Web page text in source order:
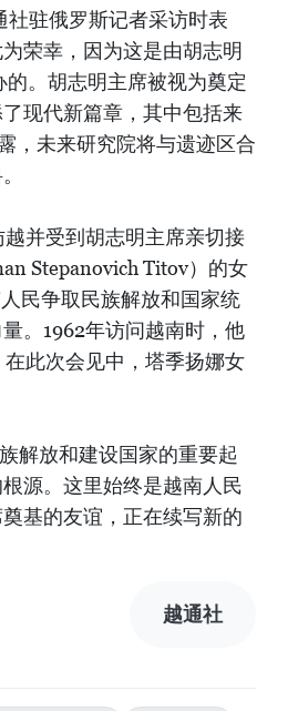
社驻俄罗斯记者采访时表
荣幸，因为这是由胡志明
。胡志明主席被视为奠定
现代新篇章，其中包括来
，未来研究院将与遗迹区合
并受到胡志明主席亲切接
Stepanovich Titov）的女
民争取民族解放和国家统
。1962年访问越南时，他
此次会见中，塔季扬娜女
解放和建设国家的重要起
源。这里始终是越南人民
基的友谊，正在续写新的
越通社